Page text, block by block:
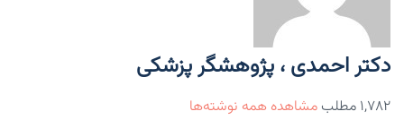
دکتر احمدی ، پژوهشگر پزشکی
۱,۷۸۲ مطلب
مشاهده همه نوشته‌ها